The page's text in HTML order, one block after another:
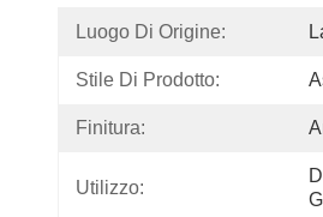
Luogo Di Origine:
Stile Di Prodotto:
Finitura:
Utilizzo: